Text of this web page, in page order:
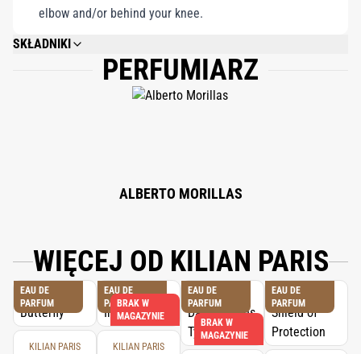
elbow and/or behind your knee.
SKŁADNIKI
ALCOHOL DENAT., FRAGRANCE (PARFUM), WATER/AQUA/EAU,
CITRONELLOL, LINALOOL, LIMONENE, GERANIOL, CITRAL, BENZYL
ALCOHOL, EUGENOL, PENTAERYTHRITYL TETRA-DI-T-BUTYL
PERFUMIARZ
ALBERTO MORILLAS
WIĘCEJ OD KILIAN PARIS
EAU DE
PARFUM
KILIAN PARIS
EAU DE
PARFUM
BRAK W
MAGAZYNIE
KILIAN PARIS
EAU DE
PARFUM
BRAK W
MAGAZYNIE
EAU DE
PARFUM